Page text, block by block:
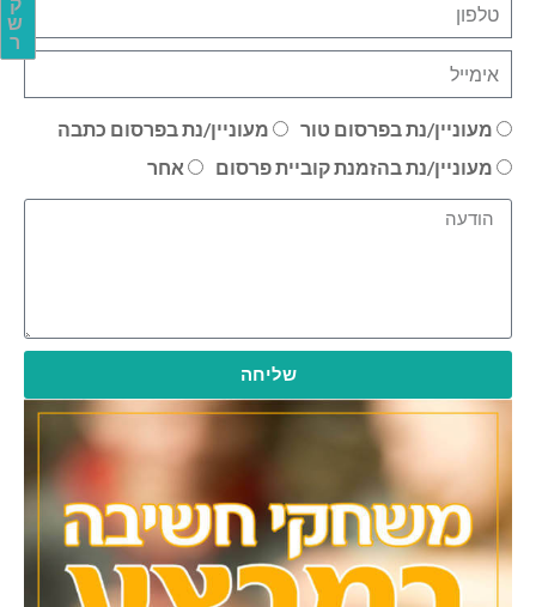
ק
ש
ר
מעוניין/נת בפרסום טור
מעוניין/נת בפרסום כתבה
מעוניין/נת בהזמנת קוביית פרסום
אחר
שליחה